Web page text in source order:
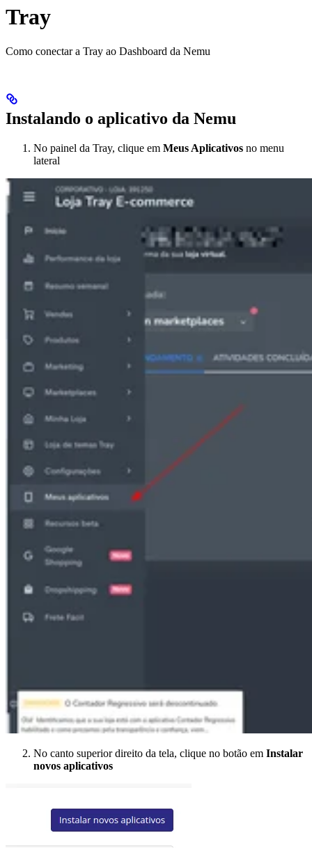
Tray
Como conectar a Tray ao Dashboard da Nemu
Instalando o aplicativo da Nemu
No painel da Tray, clique em Meus Aplicativos no menu
lateral
No canto superior direito da tela, clique no botão em Instalar
novos aplicativos